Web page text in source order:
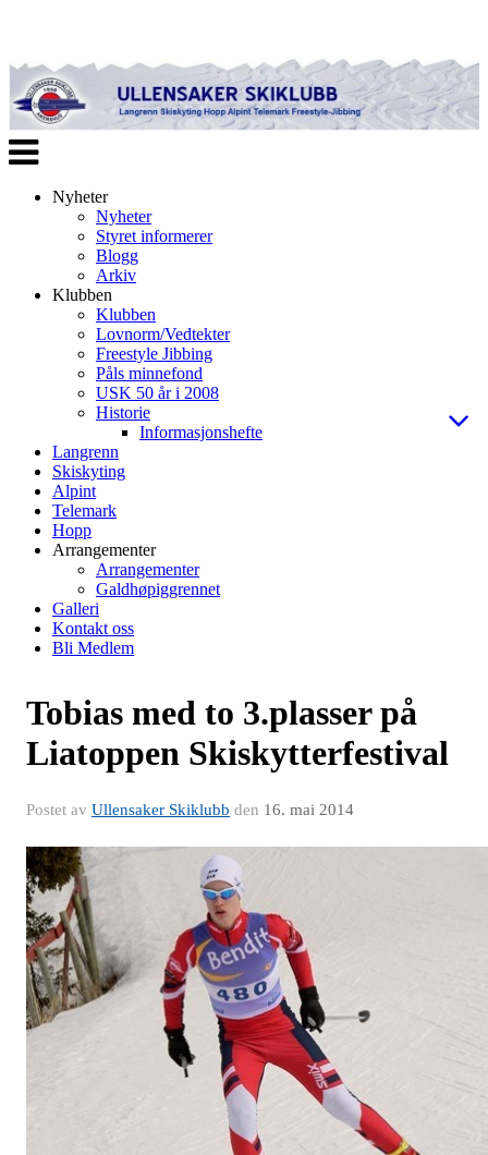
Veksle
navigasjon
Nyheter
Nyheter
Styret informerer
Blogg
Arkiv
Klubben
Klubben
Lovnorm/Vedtekter
Freestyle Jibbing
Påls minnefond
USK 50 år i 2008
Historie
Informasjonshefte
Langrenn
Skiskyting
Alpint
Telemark
Hopp
Arrangementer
Arrangementer
Galdhøpiggrennet
Galleri
Kontakt oss
Bli Medlem
Tobias med to 3.plasser på
Liatoppen Skiskytterfestival
Postet av Ullensaker Skiklubb den 16. mai 2014